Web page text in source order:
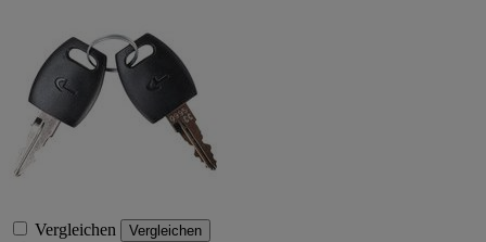
Vergleichen Vergleichen